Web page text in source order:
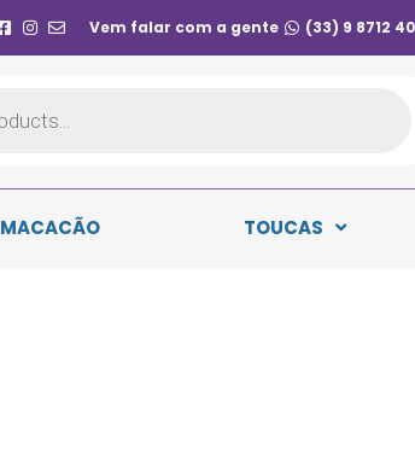
Vem falar com a gente (33) 9 8712
MACACÃO TOUCAS